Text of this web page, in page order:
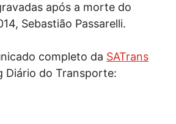
após a morte do
Sebastião Passarelli.
completo da SATrans
Diário do Transporte: